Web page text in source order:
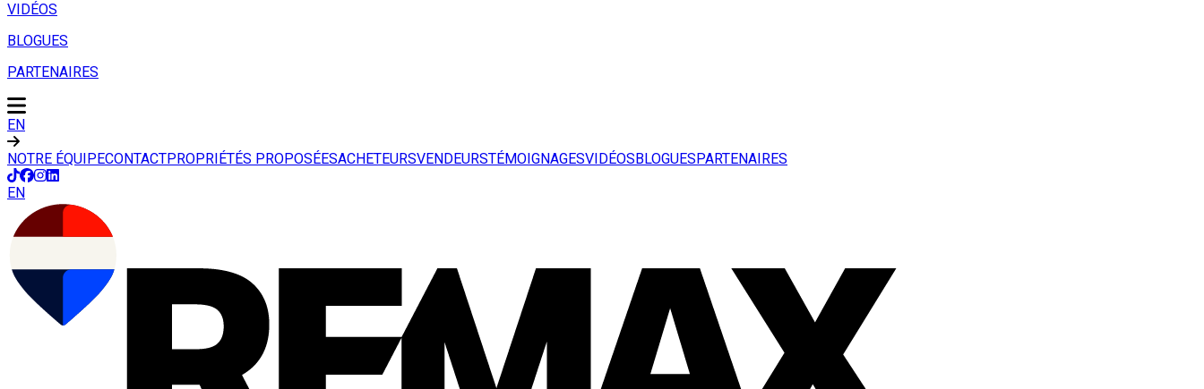
VIDÉOS
BLOGUES
PARTENAIRES
EN
NOTRE ÉQUIPECONTACTPROPRIÉTÉS PROPOSÉESACHETEURSVENDEURSTÉMOIGNAGESVIDÉOSBLOGUESPARTENAIRES
EN